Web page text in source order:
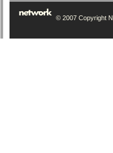
© 2007 Copyright